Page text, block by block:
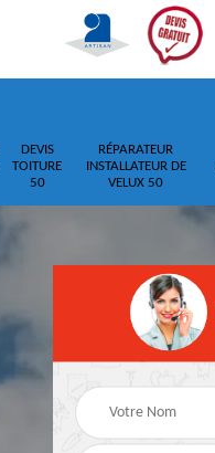
DEVIS
TOITURE
50
RÉPARATEUR
INSTALLATEUR DE
VELUX 50